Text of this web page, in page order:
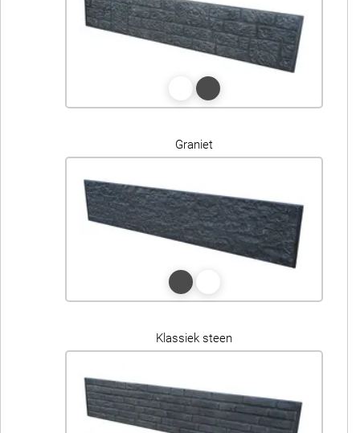
Graniet
Klassiek steen